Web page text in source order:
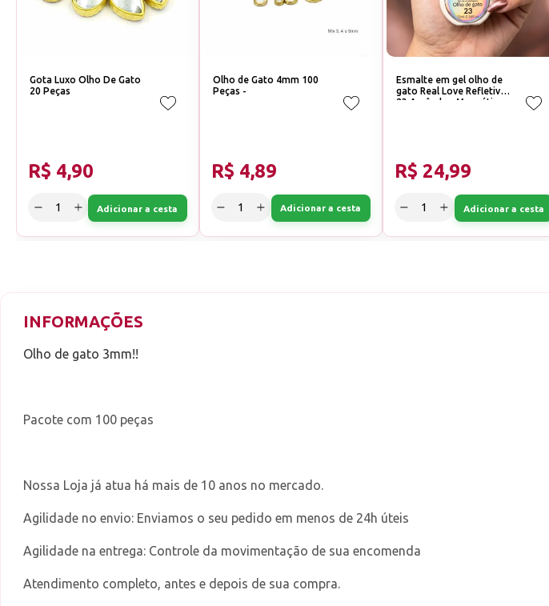
Gota Luxo Olho De Gato
20 Peças
R$ 4,90
Adicionar a cesta
Olho de Gato 4mm 100
Peças -
R$ 4,89
Adicionar a cesta
Esmalte em gel olho de
gato Real Love Refletivo
23 Amêndoa Magnético
R$ 24,99
Adicionar a cesta
INFORMAÇÕES
Olho de gato 3mm!!
Pacote com 100 peças
Nossa Loja já atua há mais de 10 anos no mercado.
Agilidade no envio: Enviamos o seu pedido em menos de 24h úteis
Agilidade na entrega: Controle da movimentação de sua encomenda
Atendimento completo, antes e depois de sua compra.